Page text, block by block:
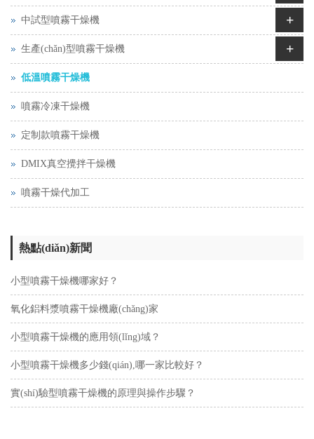
中試型噴霧干燥機 +
生產(chǎn)型噴霧干燥機 +
低溫噴霧干燥機
噴霧冷凍干燥機
定制款噴霧干燥機
DMIX真空攪拌干燥機
噴霧干燥代加工
熱點(diǎn)新聞
小型噴霧干燥機哪家好？
氧化鋁料漿噴霧干燥機廠(chǎng)家
小型噴霧干燥機的應用領(lǐng)域？
小型噴霧干燥機多少錢(qián),哪一家比較好？
實(shí)驗型噴霧干燥機的原理與操作步驟？